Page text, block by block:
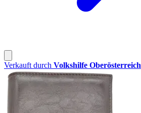
Verkauft durch Volkshilfe Oberösterreich